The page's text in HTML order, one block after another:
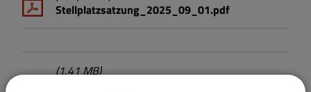
Stellplatzsatzung_2025_09_01.pdf
(1,41 MB)